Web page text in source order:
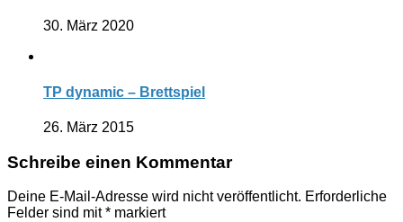
30. März 2020
TP dynamic – Brettspiel
26. März 2015
Schreibe einen Kommentar
Deine E-Mail-Adresse wird nicht veröffentlicht. Erforderliche
Felder sind mit* markiert